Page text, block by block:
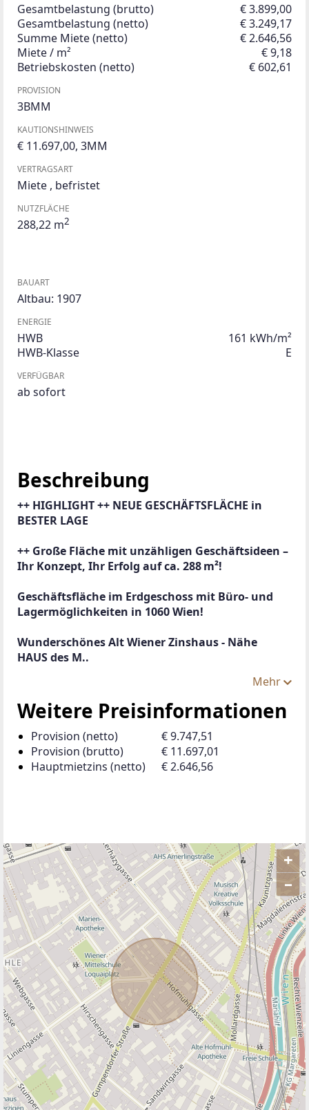
Gesamtbelastung (brutto)
€ 3.899,00
Gesamtbelastung (netto)
€ 3.249,17
Summe Miete (netto)
€ 2.646,56
Miete / m²
€ 9,18
Betriebskosten (netto)
€ 602,61
PROVISION
3BMM
KAUTIONSHINWEIS
€ 11.697,00, 3MM
VERTRAGSART
Miete , befristet
NUTZFLÄCHE
288,22 m2
BAUART
Altbau: 1907
ENERGIE
HWB
161 kWh/m²
HWB-Klasse
E
VERFÜGBAR
ab sofort
Beschreibung
++ HIGHLIGHT ++ NEUE GESCHÄFTSFLÄCHE in
BESTER LAGE
++ Große Fläche mit unzähligen Geschäftsideen –
Ihr Konzept, Ihr Erfolg auf ca. 288 m²!
Geschäftsfläche im Erdgeschoss mit Büro- und
Lagermöglichkeiten in 1060 Wien!
Wunderschönes Alt Wiener Zinshaus - Nähe
HAUS des M..
Mehr
Weitere Preisinformationen
Provision (netto)
€ 9.747,51
Provision (brutto)
€ 11.697,01
Hauptmietzins (netto)
€ 2.646,56
+
–
ANBIETER KONTAKTIEREN